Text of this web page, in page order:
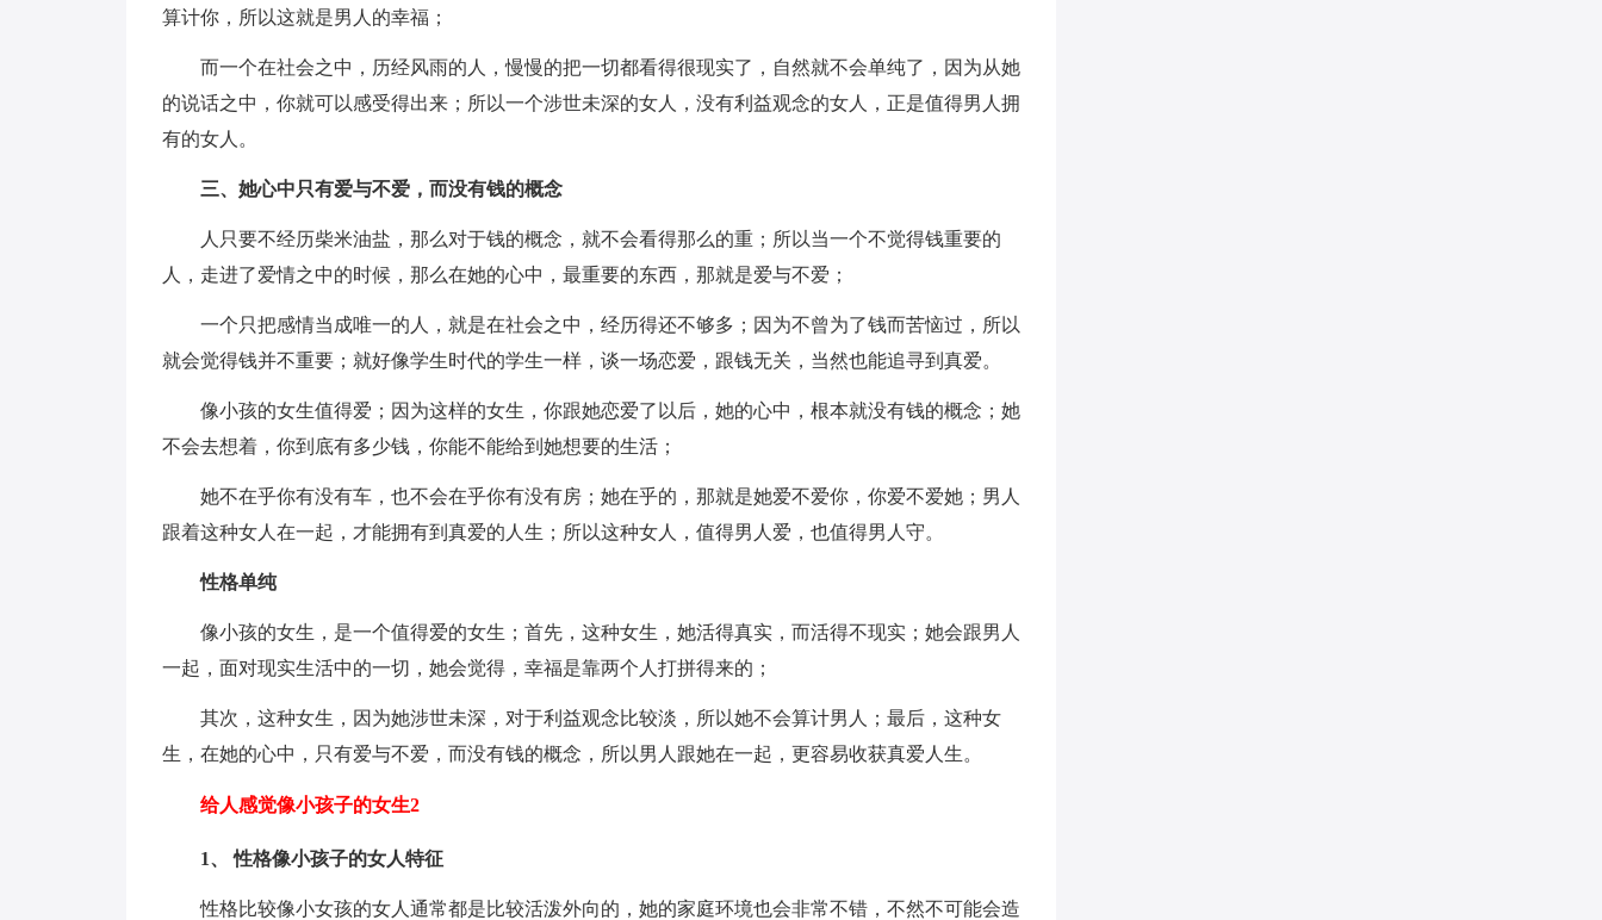
算计你，所以这就是男人的幸福；
而一个在社会之中，历经风雨的人，慢慢的把一切都看得很现实了，自然就不会单纯了，因为从她
的说话之中，你就可以感受得出来；所以一个涉世未深的女人，没有利益观念的女人，正是值得男人拥
有的女人。
三、她心中只有爱与不爱，而没有钱的概念
人只要不经历柴米油盐，那么对于钱的概念，就不会看得那么的重；所以当一个不觉得钱重要的
人，走进了爱情之中的时候，那么在她的心中，最重要的东西，那就是爱与不爱；
一个只把感情当成唯一的人，就是在社会之中，经历得还不够多；因为不曾为了钱而苦恼过，所以
就会觉得钱并不重要；就好像学生时代的学生一样，谈一场恋爱，跟钱无关，当然也能追寻到真爱。
像小孩的女生值得爱；因为这样的女生，你跟她恋爱了以后，她的心中，根本就没有钱的概念；她
不会去想着，你到底有多少钱，你能不能给到她想要的生活；
她不在乎你有没有车，也不会在乎你有没有房；她在乎的，那就是她爱不爱你，你爱不爱她；男人
跟着这种女人在一起，才能拥有到真爱的人生；所以这种女人，值得男人爱，也值得男人守。
性格单纯
像小孩的女生，是一个值得爱的女生；首先，这种女生，她活得真实，而活得不现实；她会跟男人
一起，面对现实生活中的一切，她会觉得，幸福是靠两个人打拼得来的；
其次，这种女生，因为她涉世未深，对于利益观念比较淡，所以她不会算计男人；最后，这种女
生，在她的心中，只有爱与不爱，而没有钱的概念，所以男人跟她在一起，更容易收获真爱人生。
给人感觉像小孩子的女生2
1、 性格像小孩子的女人特征
性格比较像小女孩的女人通常都是比较活泼外向的，她的家庭环境也会非常不错，不然不可能会造